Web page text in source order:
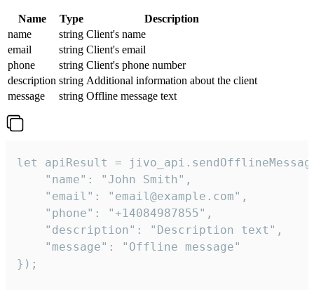
Name Type
Description
name
string Client's name
email
string Client's email
phone
string Client's phone number
description string Additional information about the client
message
string Offline message text
let apiResult =
    "name": "John Smith",
    "email": "email@example.com",
    "phone": "+14084987855",
    "description": "Description text",
    "message": "Offline message"
});